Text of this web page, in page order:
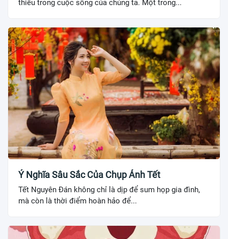
thiếu trong cuộc sống của chúng ta. Một trong...
Ý Nghĩa Sâu Sắc Của Chụp Ảnh Tết
Tết Nguyên Đán không chỉ là dịp để sum họp gia đình,
mà còn là thời điểm hoàn hảo để...